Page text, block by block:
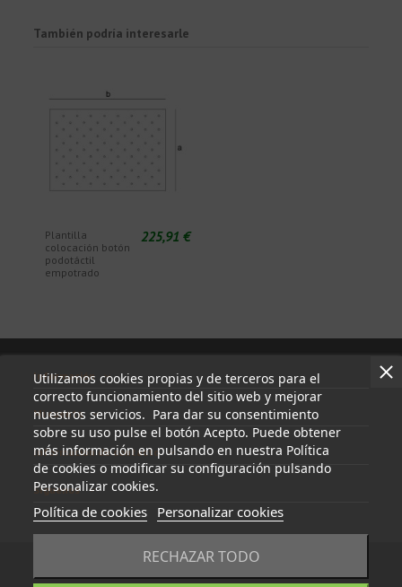
También podría interesarle
Plantilla
colocación botón
podotáctil
empotrado
225,91 €
Utilizamos cookies propias y de terceros para el
correcto funcionamiento del sitio web y mejorar
nuestros servicios. Para dar su consentimiento
sobre su uso pulse el botón Acepto. Puede obtener
más información en pulsando en nuestra Política
de cookies o modificar su configuración pulsando
Personalizar cookies.
Política de cookies Personalizar cookies
RECHAZAR TODO
Información
Mi cuenta
Información de contacto
Síguenos